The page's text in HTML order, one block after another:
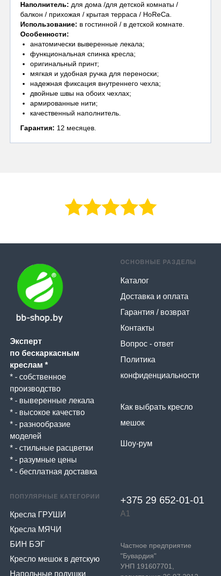
Наполнитель: для дома /для детской комнаты /
балкон / прихожая / крытая терраса / HoReCa.
Использование: в гостинной / в детской комнате.
Особенности:
анатомически выверенные лекала;
функциональная спинка кресла;
оригинальный принт;
мягкая и удобная ручка для переноски;
надежная фиксация внутреннего чехла;
двойные швы на обоих чехлах;
армированные нити;
качественный наполнитель.
Гарантия: 12 месяцев.
Эксперт
по бескаркасным
креслам *
* - собственное
производство
* - выверенные лекала
* - высокое качество
* - разнообразие
моделей
* - стильные расцветки
* - разумные цены
* - бесплатная доставка
ОСНОВНЫЕ РАЗДЕЛЫ
Каталог
Доставка и оплата
Гарантия / возврат
Контакты
Вопрос - ответ
Политика
конфиденциальности
Как выбрать кресло
мешок
Шоу-рум
ПОПУЛЯРНЫЕ КАТЕГОРИИ
Кресла ГРУШИ
Кресла МЯЧИ
БИН БЭГ
Кресло мешок в детскую
Напольные подушки
+375 29 652-01-01
А1
Частное предприятие
"Бувардия"
УНП 191607701,